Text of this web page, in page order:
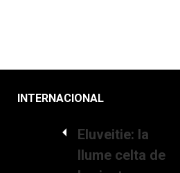
INTERNACIONAL
Eluveitie: la
llume celta de